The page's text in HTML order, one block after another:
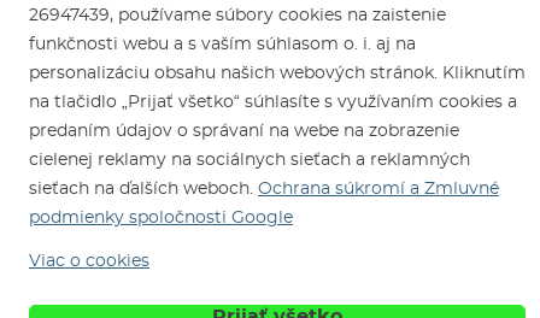
Kontakty
Parkovanie
Požičovňa
Servis a opravy
Certifikát Overené zákazníkmi.
26947439, používame súbory cookies na zaistenie
funkčnosti webu a s vaším súhlasom o. i. aj na
personalizáciu obsahu našich webových stránok. Kliknutím
na tlačidlo „Prijať všetko“ súhlasíte s využívaním cookies a
predaním údajov o správaní na webe na zobrazenie
cielenej reklamy na sociálnych sieťach a reklamných
sieťach na ďalších weboch. Ochrana súkromí a Zmluvné
podmienky spoločnosti Google
Viac o cookies